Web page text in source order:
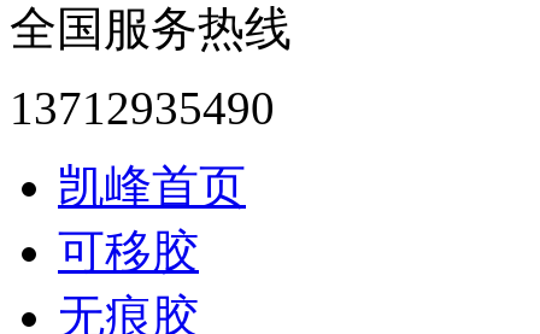
全国服务热线
13712935490
凯峰首页
可移胶
无痕胶